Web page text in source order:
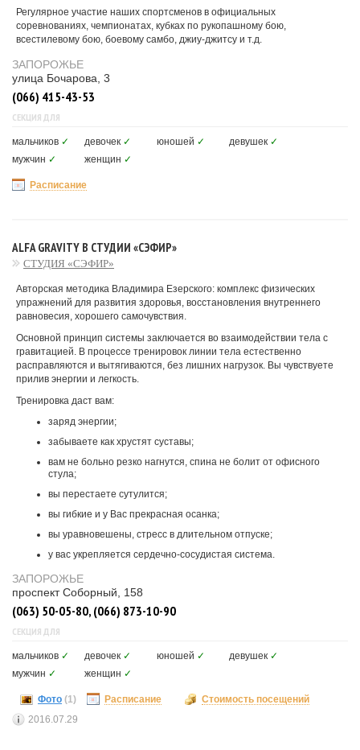
Регулярное участие наших спортсменов в официальных
соревнованиях, чемпионатах, кубках по рукопашному бою,
всестилевому бою, боевому самбо, джиу-джитсу и т.д.
ЗАПОРОЖЬЕ
улица Бочарова, 3
(066) 415-43-53
СЕКЦИЯ ДЛЯ
мальчиков ✓ девочек ✓ юношей ✓ девушек ✓
мужчин ✓ женщин ✓
Расписание
ALFA GRAVITY В СТУДИИ «СЭФИР»
СТУДИЯ «СЭФИР»
Авторская методика Владимира Езерского: комплекс физических
упражнений для развития здоровья, восстановления внутреннего
равновесия, хорошего самочувствия.
Основной принцип системы заключается во взаимодействии тела с
гравитацией. В процессе тренировок линии тела естественно
расправляются и вытягиваются, без лишних нагрузок. Вы чувствуете
прилив энергии и легкость.
Тренировка даст вам:
заряд энергии;
забываете как хрустят суставы;
вам не больно резко нагнутся, спина не болит от офисного
стула;
вы перестаете сутулится;
вы гибкие и у Вас прекрасная осанка;
вы уравновешены, стресс в длительном отпуске;
у вас укрепляется сердечно-сосудистая система.
ЗАПОРОЖЬЕ
проспект Соборный, 158
(063) 50-05-80, (066) 873-10-90
СЕКЦИЯ ДЛЯ
мальчиков ✓ девочек ✓ юношей ✓ девушек ✓
мужчин ✓ женщин ✓
Фото (1) Расписание
Стоимость посещений
2016.07.29